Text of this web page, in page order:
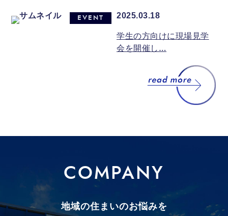
EVENT 2025.03.18
学生の方向けに現場見学
会を開催し…
COMPANY
地域の住まいのお悩みを